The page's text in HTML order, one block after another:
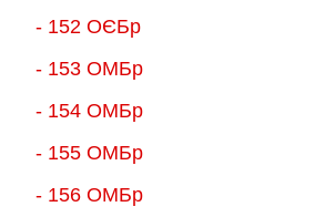
- 152 ОЄБр
- 153 ОМБр
- 154 ОМБр
- 155 ОMБр
- 156 ОMБр